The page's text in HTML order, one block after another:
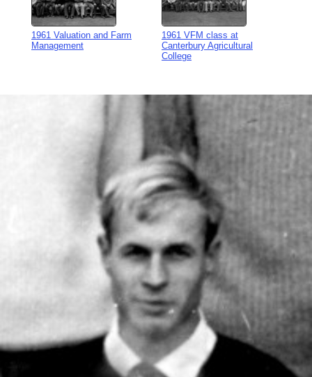
1961 Valuation and Farm
Management
1961 VFM class at
Canterbury Agricultural
College